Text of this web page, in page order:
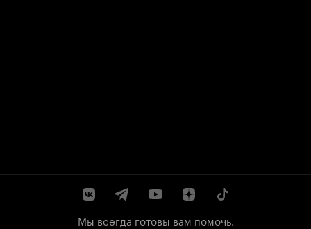
Мы всегда готовы вам помочь.